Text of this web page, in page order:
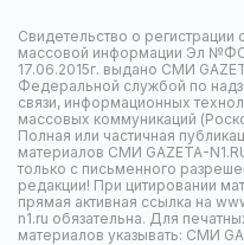
Свидетельство о регистрации
массовой информации Эл
17.06.2015г. выдано СМИ
Федеральной службой по
связи, информационных
массовых коммуникаций
Полная или частичная
материалов СМИ GAZETA-
только с письменного
редакции! При цитировании
прямая активная ссылка на
n1.ru обязательна. Для
материалов указывать: СМИ